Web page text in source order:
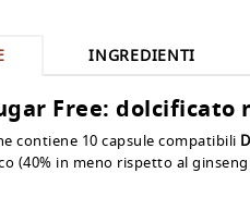
INGREDIENTI
Free:
contiene 10 capsule compatibili
(40% in meno rispetto al